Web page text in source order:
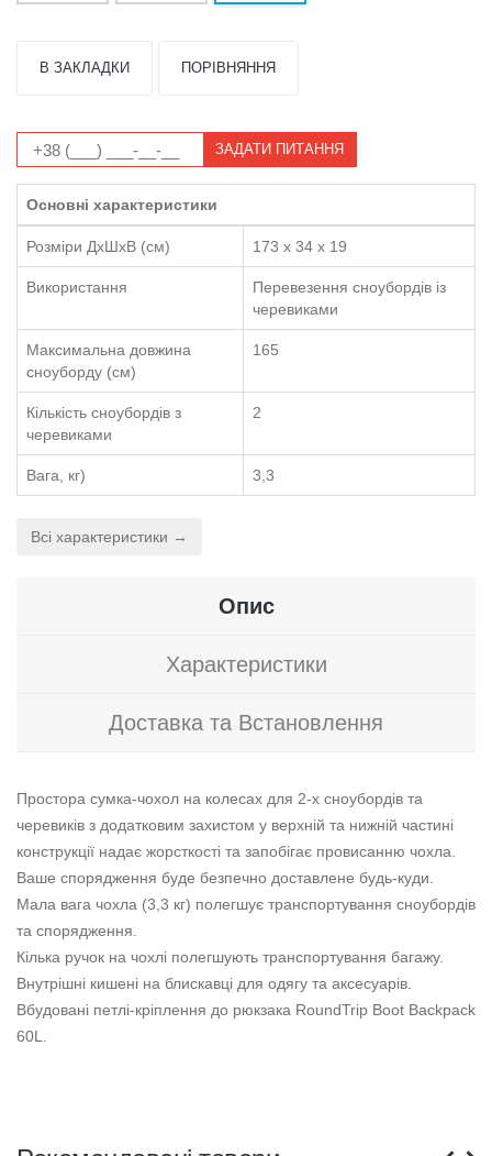
В ЗАКЛАДКИ ПОРІВНЯННЯ
ЗАДАТИ ПИТАННЯ
Основні характеристики
Розміри ДхШхВ (см) 173 x 34 x 19
Використання
Перевезення сноубордів із
черевиками
Максимальна довжина
сноуборду (см)
165
Кількість сноубордів з
черевиками
2
Вага, кг) 3,3
Всі характеристики →
Опис
Характеристики
Доставка та Встановлення
Простора сумка-чохол на колесах для 2-х сноубордів та
черевиків з додатковим захистом у верхній та нижній частині
конструкції надає жорсткості та запобігає провисанню чохла.
Ваше спорядження буде безпечно доставлене будь-куди.
Мала вага чохла (3,3 кг) полегшує транспортування сноубордів
та спорядження.
Кілька ручок на чохлі полегшують транспортування багажу.
Внутрішні кишені на блискавці для одягу та аксесуарів.
Вбудовані петлі-кріплення до рюкзака RoundTrip Boot Backpack
60L.